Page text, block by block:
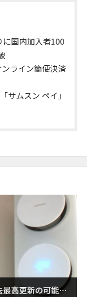
国内加入者100
ライン簡便決済
サムスン ペイ」
高更新の可能性